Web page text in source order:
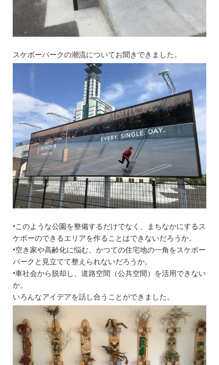
‪スケボーパークの潮流についてお聞きできました。‬
•このような公園を整備するだけでなく、まちなかにするス
ケボーのできるエリアを作ることはできないだろうか。
•空き家や高齢化に悩む、かつての住宅地の一角をスケボー
パークと見立てて整えられないだろうか。
•車社会から脱却し、道路空間（公共空間）を活用できない
か。
いろんなアイデアを話し合うことができました。